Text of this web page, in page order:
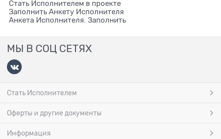
Cтать Исполнителем в проекте
Заполнить Анкету Исполнителя
Анкета Исполнителя. Заполнить
МЫ В СОЦ СЕТЯХ
Стать Исполнителем
Оферты и другие документы
Информация